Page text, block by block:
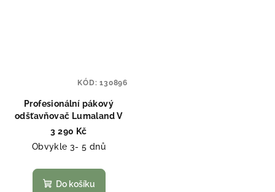
Profesionální pákový
odšťavňovač Lumaland V
3 290 Kč
Obvykle 3- 5 dnů
Do košíku
KÓD:130896